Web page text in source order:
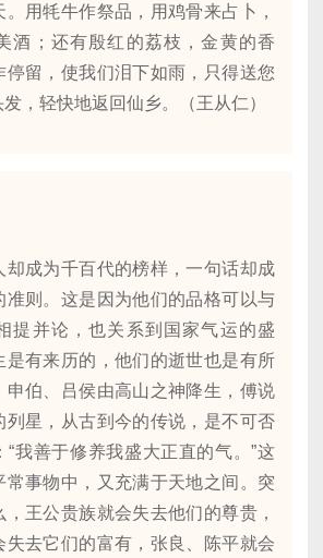
用牦牛作祭品，用鸡骨来占卜，
酒；还有殷红的荔枝，金黄的香
停留，使我们泪下如雨，只得送您
，轻快地返回仙乡。（王从仁）
成为千百代的榜样，一句话却成
准则。这是因为他们的品格可以与
提并论，也关系到国家气运的盛
是有来历的，他们的逝世也是有所
申伯、吕侯由高山之神降生，傅说
列星，从古到今的传说，是不可否
“我善于修养我盛大正直的气。”这
常事物中，又充满于天地之间。突
王公贵族就会失去他们的尊贵，
失去它们的富有，张良、陈平就会